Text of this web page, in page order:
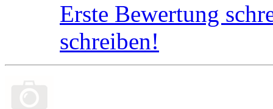
Erste Bewertung
schreiben!